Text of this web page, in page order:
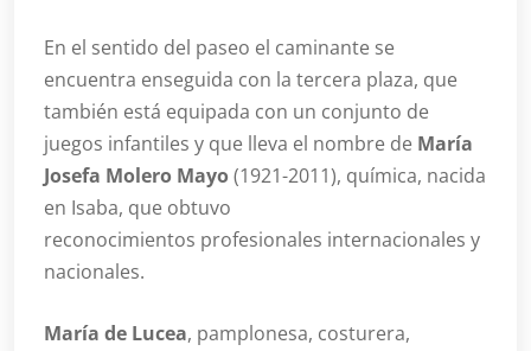
En el sentido del paseo el caminante se
encuentra enseguida con la tercera plaza, que
también está equipada con un conjunto de
juegos infantiles y que lleva el nombre de María
Josefa Molero Mayo(1921-2011), química, nacida
en Isaba, que obtuvo
reconocimientos profesionales internacionales y
nacionales.
María de Lucea, pamplonesa, costurera,